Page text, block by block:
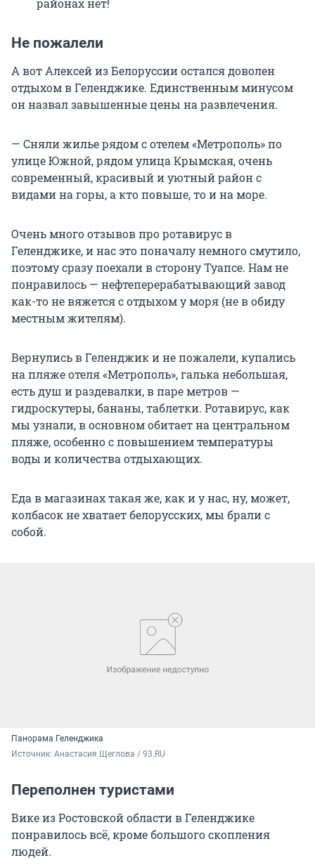
районах нет!
Не пожалели
А вот Алексей из Белоруссии остался доволен
отдыхом в Геленджике. Единственным минусом
он назвал завышенные цены на развлечения.
— Сняли жилье рядом с отелем «Метрополь» по
улице Южной, рядом улица Крымская, очень
современный, красивый и уютный район с
видами на горы, а кто повыше, то и на море.
Очень много отзывов про ротавирус в
Геленджике, и нас это поначалу немного смутило,
поэтому сразу поехали в сторону Туапсе. Нам не
понравилось — нефтеперерабатывающий завод
как-то не вяжется с отдыхом у моря (не в обиду
местным жителям).
Вернулись в Геленджик и не пожалели, купались
на пляже отеля «Метрополь», галька небольшая,
есть душ и раздевалки, в паре метров —
гидроскутеры, бананы, таблетки. Ротавирус, как
мы узнали, в основном обитает на центральном
пляже, особенно с повышением температуры
воды и количества отдыхающих.
Еда в магазинах такая же, как и у нас, ну, может,
колбасок не хватает белорусских, мы брали с
собой.
Панорама Геленджика
Источник: Анастасия Щеглова / 93.RU
Переполнен туристами
Вике из Ростовской области в Геленджике
понравилось всё, кроме большого скопления
людей.